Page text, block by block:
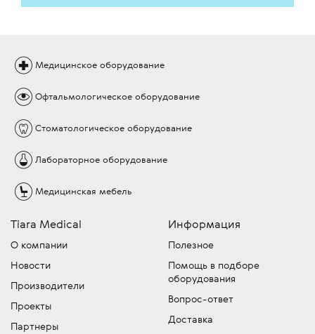
Медицинское оборудование
Офтальмологическое оборудование
Стоматологическое оборудование
Лабораторное оборудование
Медицинская мебель
Tiara Medical
О компании
Новости
Производители
Проекты
Партнеры
Информация
Полезное
Помощь в подборе
оборудования
Вопрос-ответ
Доставка